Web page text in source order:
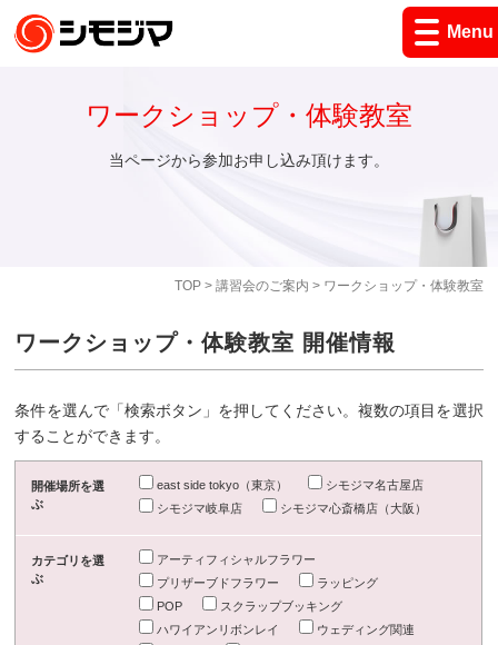
Menu
TOP> 講習会のご案内 > ワークショップ・体験教室
ワークショップ・体験教室
当ページから参加お申し込み頂けます。
ワークショップ・体験教室 開催情報
条件を選んで「検索ボタン」を押してください。複数の項目を選択
することができます。
開催場所を選
ぶ
east side tokyo（東京）
シモジマ名古屋店
シモジマ岐阜店
シモジマ心斎橋店（大阪）
カテゴリを選
ぶ
アーティフィシャルフラワー
プリザーブドフラワー
ラッピング
POP
スクラップブッキング
ハワイアンリボンレイ
ウェディング関連